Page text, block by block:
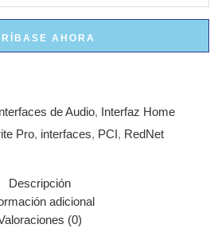
AHORA
Interfaces de Audio,
Interfaz Home
Pro, interfaces, PCI , RedNet
Descripción
adicional
(0)